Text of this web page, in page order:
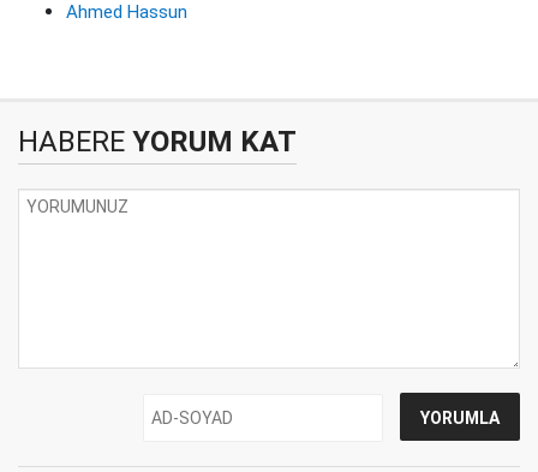
Ahmed Hassun
HABERE YORUM KAT